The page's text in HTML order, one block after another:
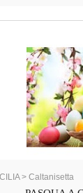
> Caltanisetta